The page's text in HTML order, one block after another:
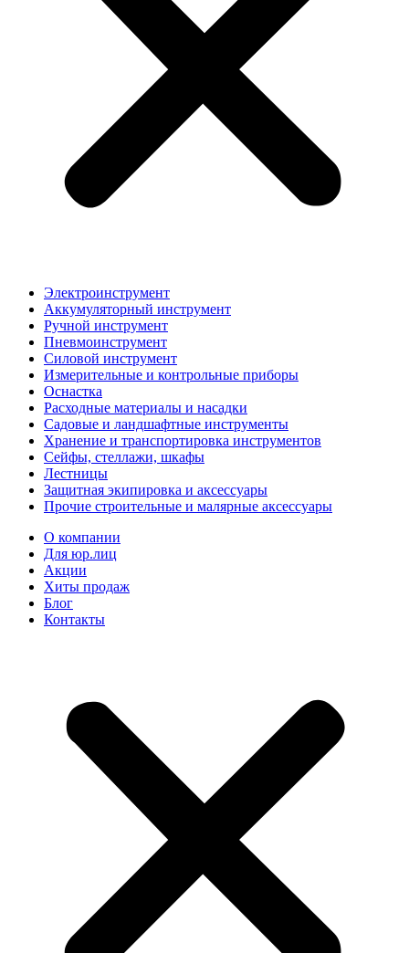
Электроинструмент
Аккумуляторный инструмент
Ручной инструмент
Пневмоинструмент
Силовой инструмент
Измерительные и контрольные приборы
Оснастка
Расходные материалы и насадки
Садовые и ландшафтные инструменты
Хранение и транспортировка инструментов
Сейфы, стеллажи, шкафы
Лестницы
Защитная экипировка и аксессуары
Прочие строительные и малярные аксессуары
О компании
Для юр.лиц
Акции
Хиты продаж
Блог
Контакты